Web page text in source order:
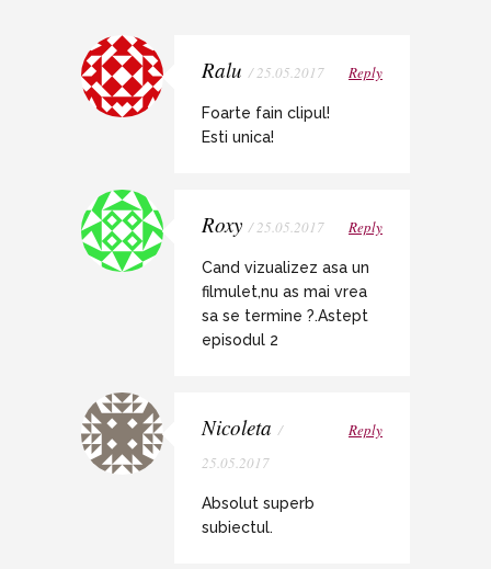
Ralu / 25.05.2017 Reply
Foarte fain clipul!
Esti unica!
Roxy / 25.05.2017 Reply
Cand vizualizez asa un
filmulet,nu as mai vrea
sa se termine ?.Astept
episodul 2
Nicoleta /
25.05.2017
Reply
Absolut superb
subiectul.